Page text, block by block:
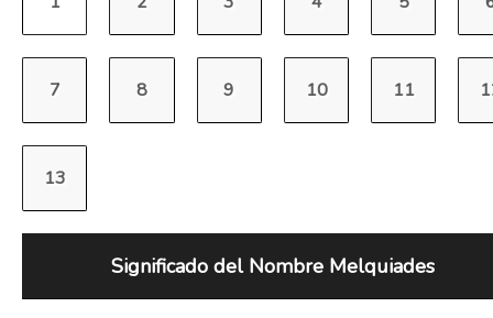
Significado del Nombre Melquiades